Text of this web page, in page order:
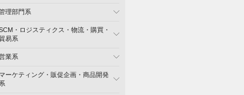
理部門系
・ロジスティクス・物流・購買・
貿易系
業系
マーケティング・販促企画・商品開発
系